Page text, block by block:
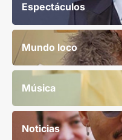
Espectáculos
Mundo loco
Música
Noticias